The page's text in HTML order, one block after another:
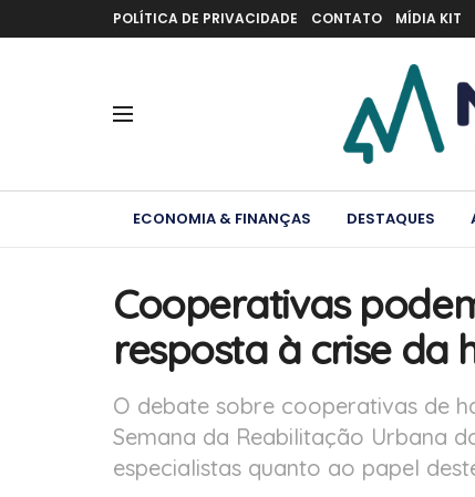
POLÍTICA DE PRIVACIDADE CONTATO MÍDIA KIT
ECONOMIA & FINANÇAS DESTAQUES
Cooperativas
resposta à crise da
O debate sobre cooperativas de
Semana da Reabilitação Urbana
especialistas quanto ao papel